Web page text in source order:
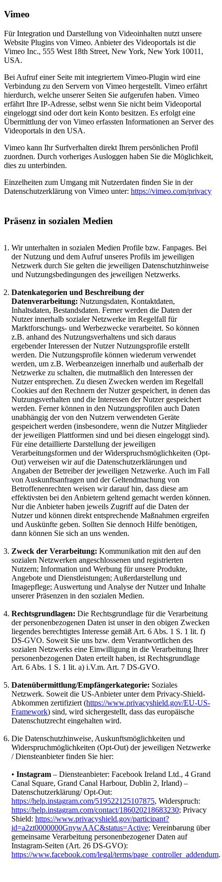
Vimeo
Für Integration und Darstellung von Videoinhalten nutzt unsere
Website Plugins von Vimeo. Anbieter des Videoportals ist die
Vimeo Inc., 555 West 18th Street, New York, New York 10011,
USA.
Bei Aufruf einer Seite mit integriertem Vimeo-Plugin wird eine
Verbindung zu den Servern von Vimeo hergestellt. Vimeo erfährt
hierdurch, welche unserer Seiten Sie aufgerufen haben. Vimeo
erfährt Ihre IP-Adresse, selbst wenn Sie nicht beim Videoportal
eingeloggt sind oder dort kein Konto besitzen. Es erfolgt eine
Übermittlung der von Vimeo erfassten Informationen an Server des
Videoportals in den USA.
Vimeo kann Ihr Surfverhalten direkt Ihrem persönlichen Profil
zuordnen. Durch vorheriges Ausloggen haben Sie die Möglichkeit,
dies zu unterbinden.
Einzelheiten zum Umgang mit Nutzerdaten finden Sie in der
Datenschutzerklärung von Vimeo unter: https://vimeo.com/privacy
Präsenz in sozialen Medien
Wir unterhalten in sozialen Medien Profile bzw. Fanpages. Bei
der Nutzung und dem Aufruf unseres Profils im jeweiligen
Netzwerk durch Sie gelten die jeweiligen Datenschutzhinweise
und Nutzungsbedingungen des jeweiligen Netzwerks.
Datenkategorien und Beschreibung der
Datenverarbeitung: Nutzungsdaten, Kontaktdaten,
Inhaltsdaten, Bestandsdaten. Ferner werden die Daten der
Nutzer innerhalb sozialer Netzwerke im Regelfall für
Marktforschungs- und Werbezwecke verarbeitet. So können
z.B. anhand des Nutzungsverhaltens und sich daraus
ergebender Interessen der Nutzer Nutzungsprofile erstellt
werden. Die Nutzungsprofile können wiederum verwendet
werden, um z.B. Werbeanzeigen innerhalb und außerhalb der
Netzwerke zu schalten, die mutmaßlich den Interessen der
Nutzer entsprechen. Zu diesen Zwecken werden im Regelfall
Cookies auf den Rechnern der Nutzer gespeichert, in denen das
Nutzungsverhalten und die Interessen der Nutzer gespeichert
werden. Ferner können in den Nutzungsprofilen auch Daten
unabhängig der von den Nutzern verwendeten Geräte
gespeichert werden (insbesondere, wenn die Nutzer Mitglieder
der jeweiligen Plattformen sind und bei diesen eingeloggt sind).
Für eine detaillierte Darstellung der jeweiligen
Verarbeitungsformen und der Widerspruchsmöglichkeiten (Opt-
Out) verweisen wir auf die Datenschutzerklärungen und
Angaben der Betreiber der jeweiligen Netzwerke. Auch im Fall
von Auskunftsanfragen und der Geltendmachung von
Betroffenenrechten weisen wir darauf hin, dass diese am
effektivsten bei den Anbietern geltend gemacht werden können.
Nur die Anbieter haben jeweils Zugriff auf die Daten der
Nutzer und können direkt entsprechende Maßnahmen ergreifen
und Auskünfte geben. Sollten Sie dennoch Hilfe benötigen,
dann können Sie sich an uns wenden.
Zweck der Verarbeitung: Kommunikation mit den auf den
sozialen Netzwerken angeschlossenen und registrierten
Nutzern; Information und Werbung für unsere Produkte,
Angebote und Dienstleistungen; Außerdarstellung und
Imagepflege; Auswertung und Analyse der Nutzer und Inhalte
unserer Präsenzen in den sozialen Medien.
Rechtsgrundlagen: Die Rechtsgrundlage für die Verarbeitung
der personenbezogenen Daten ist unser in den obigen Zwecken
liegendes berechtigtes Interesse gemäß Art. 6 Abs. 1 S. 1 lit. f)
DS-GVO. Soweit Sie uns bzw. dem Verantwortlichen des
sozialen Netzwerks eine Einwilligung in die Verarbeitung Ihrer
personenbezogenen Daten erteilt haben, ist Rechtsgrundlage
Art. 6 Abs. 1 S. 1 lit. a) i.V.m. Art. 7 DS-GVO.
Datenübermittlung/Empfängerkategorie: Soziales
Netzwerk. Soweit die US-Anbieter unter dem Privacy-Shield-
Abkommen zertifiziert (https://www.privacyshield.gov/EU-US-
Framework) sind, wird sichergestellt, dass das europäische
Datenschutzrecht eingehalten wird.
Die Datenschutzhinweise, Auskunftsmöglichkeiten und
Widerspruchmöglichkeiten (Opt-Out) der jeweiligen Netzwerke
/ Diensteanbieter finden Sie hier:
• Instagram – Diensteanbieter: Facebook Ireland Ltd., 4 Grand
Canal Square, Grand Canal Harbour, Dublin 2, Irland) –
Datenschutzerklärung/ Opt-Out:
https://help.instagram.com/519522125107875, Widerspruch:
https://help.instagram.com/contact/186020218683230; Privacy
Shield: https://www.privacyshield.gov/participant?
id=a2zt0000000GnywAAC&status=Active; Vereinbarung über
gemeinsame Verarbeitung personenbezogener Daten auf
Instagram-Seiten (Art. 26 DS-GVO):
https://www.facebook.com/legal/terms/page_controller_addendum.